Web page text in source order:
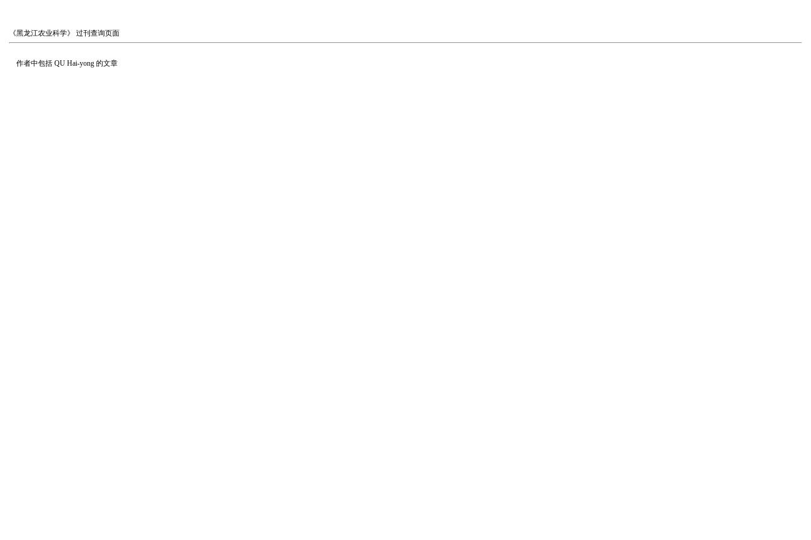
《黑龙江农业科学》 过刊查询页面
作者中包括 QU Hai-yong 的文章